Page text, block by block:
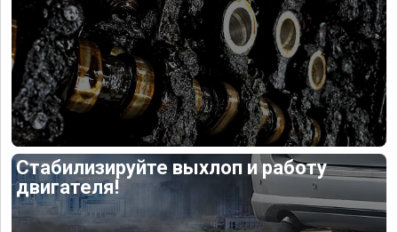
Стабилизируйте выхлоп и работу
двигателя!